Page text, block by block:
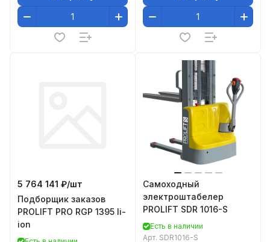
5 764 141 ₽/шт
Подборщик заказов
PROLIFT PRO RGP 1395 li-
ion
Самоходный
электроштабелер
PROLIFT SDR 1016-S
Есть в наличии
Арт. SDR1016-S